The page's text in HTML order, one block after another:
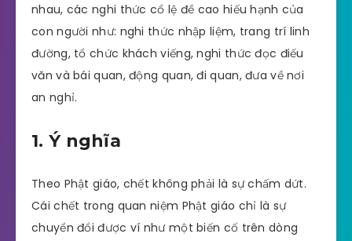
nhau, các nghi thức cổ lệ đề cao hiếu hạnh của
con người như: nghi thức nhập liệm, trang trí linh
đường, tổ chức khách viếng, nghi thức đọc điếu
văn và bái quan, động quan, đi quan, đưa về nơi
an nghỉ.
1. Ý nghĩa
Theo Phật giáo, chết không phải là sự chấm dứt.
Cái chết trong quan niệm Phật giáo chỉ là sự
chuyển đổi được ví như một biến cố trên dòng